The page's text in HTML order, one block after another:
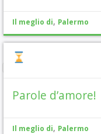
Il meglio di, Palermo
Parole d’amore!
Il meglio di, Palermo